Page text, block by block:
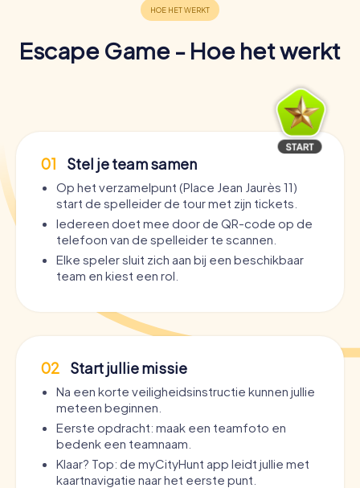
Escape Game - Hoe het werkt
01 Stel je team samen
Op het verzamelpunt (Place Jean Jaurès 11)
start de spelleider de tour met zijn tickets.
Iedereen doet mee door de QR-code op de
telefoon van de spelleider te scannen.
Elke speler sluit zich aan bij een beschikbaar
team en kiest een rol.
02 Start jullie missie
Na een korte veiligheidsinstructie kunnen jullie
meteen beginnen.
Eerste opdracht: maak een teamfoto en
bedenk een teamnaam.
Klaar? Top: de myCityHunt app leidt jullie met
kaartnavigatie naar het eerste punt.